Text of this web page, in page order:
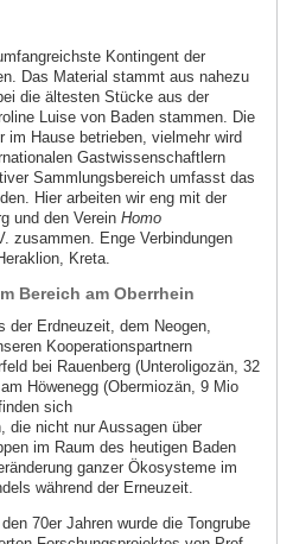
Kontingent der
Das Material stammt aus nahezu
die ältesten Stücke aus der
Luise von Baden stammen. Die
im Hause betrieben, vielmehr wird
Gastwissenschaftlern
Sammlungsbereich umfasst das
Hier arbeiten wir eng mit der
und den Verein Homo
zusammen. Enge Verbindungen
Kreta.
Bereich am Oberrhein
Erdneuzeit, dem Neogen,
Kooperationspartnern
bei Rauenberg (Unteroligozän, 32
Höwenegg (Obermiozän, 9 Mio
sich
die nicht nur Aussagen über
im Raum des heutigen Baden
ganzer Ökosysteme im
während der Erneuzeit.
70er Jahren wurde die Tongrube